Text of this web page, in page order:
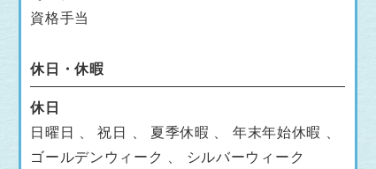
資格手当
休日・休暇
休日
日曜日 、 祝日 、 夏季休暇 、 年末年始休暇 、
ゴールデンウィーク 、 シルバーウィーク